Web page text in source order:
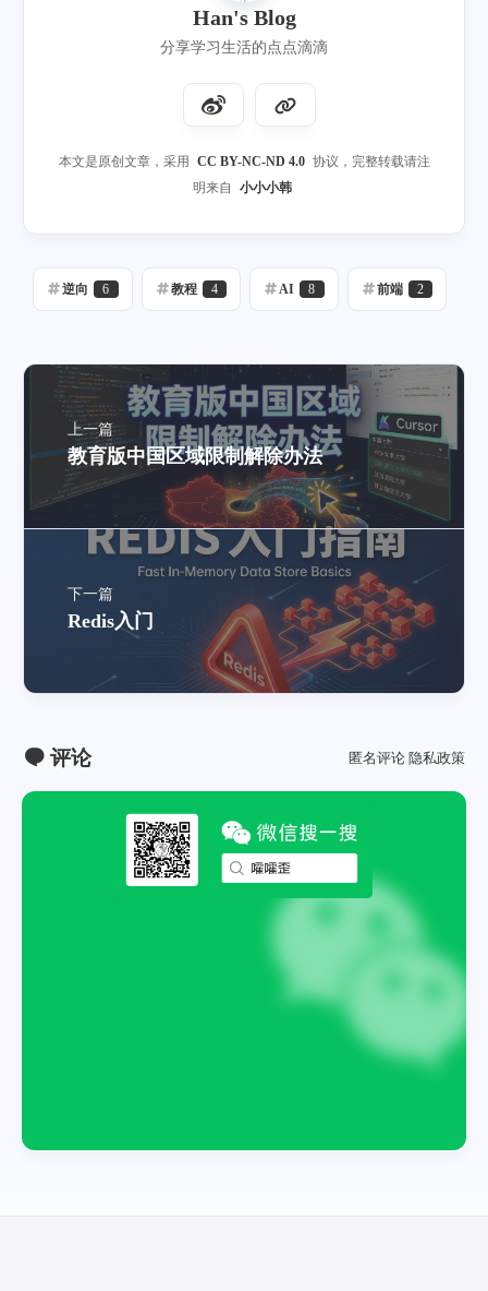
Han's Blog
分享学习生活的点点滴滴
本文是原创文章，采用 CC BY-NC-ND 4.0 协议，完整转载请注
明来自
小小小韩
逆向 6 教程 4 AI 8 前端 2
上一篇
教育版中国区域限制解除办法
下一篇
Redis入门
评论 匿名评论 隐私政策